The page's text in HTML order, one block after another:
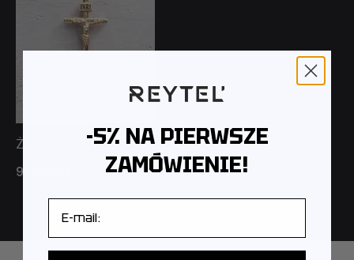
Żółte złoto
9 380PLN
13 399PLN
-5% NA PIERWSZE
ZAMÓWIENIE!